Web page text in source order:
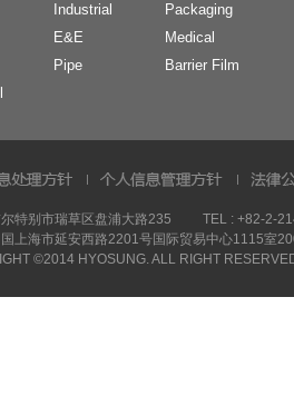
Industrial
Packaging
E&E
Medical
Pipe
Barrier Film
特别市瑞草区盘浦大路235
TEL : +82-2-
上海市延安西路2201号国际贸易中心1115室
©2014 HYOSUNG. ALL RIGHT